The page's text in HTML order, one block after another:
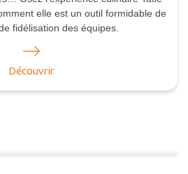
elle est un outil formidable de
fidélisation des équipes.
Découvrir